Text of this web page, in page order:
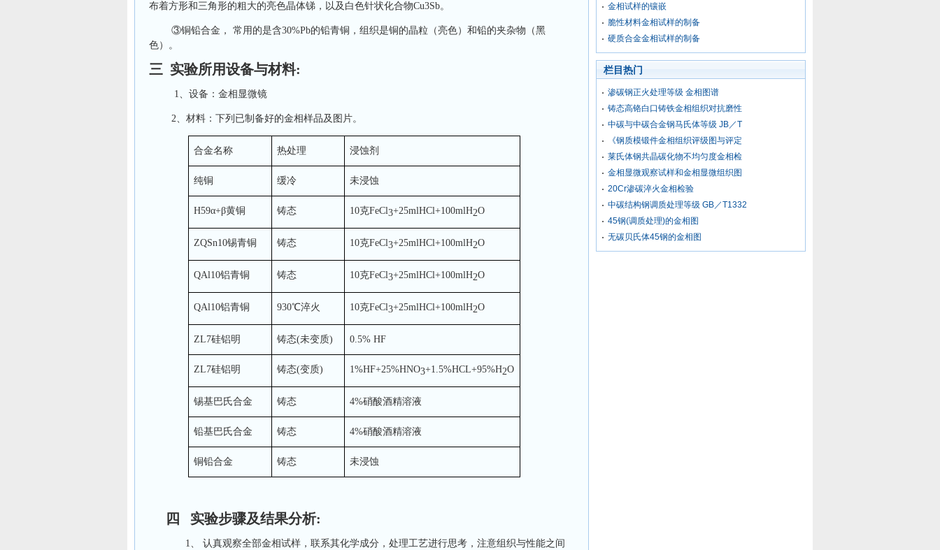
布着方形和三角形的粗大的亮色晶体锑，以及白色针状化合物Cu3Sb。
③铜铅合金， 常用的是含30%Pb的铅青铜，组织是铜的晶粒（亮色）和铅的夹杂物（黑
色）。
三 实验所用设备与材料:
1、设备：金相显微镜
2、材料：下列已制备好的金相样品及图片。
合金名称 热处理 浸蚀剂
纯铜 缓冷 未浸蚀
H59α+β黄铜 铸态 10克FeCl3+25mlHCl+100mlH2O
ZQSn10锡青铜 铸态 10克FeCl3+25mlHCl+100mlH2O
QAl10铝青铜 铸态 10克FeCl3+25mlHCl+100mlH2O
QAl10铝青铜 930℃淬火 10克FeCl3+25mlHCl+100mlH2O
ZL7硅铝明 铸态(未变质) 0.5% HF
ZL7硅铝明 铸态(变质) 1%HF+25%HNO3+1.5%HCL+95%H2O
锡基巴氏合金 铸态 4%硝酸酒精溶液
铅基巴氏合金 铸态 4%硝酸酒精溶液
铜铅合金 铸态 未浸蚀
四 实验步骤及结果分析:
1、
认真观察全部金相试样，联系其化学成分，处理工艺进行思考，注意组织与性能之间
金相试样的镶嵌
脆性材料金相试样的制备
硬质合金金相试样的制备
栏目热门
渗碳钢正火处理等级 金相图谱
铸态高铬白口铸铁金相组织对抗磨性
中碳与中碳合金钢马氏体等级 JB／T
《钢质模锻件金相组织评级图与评定
莱氏体钢共晶碳化物不均匀度金相检
金相显微观察试样和金相显微组织图
20Cr渗碳淬火金相检验
中碳结构钢调质处理等级 GB／T1332
45钢(调质处理)的金相图
无碳贝氏体45钢的金相图